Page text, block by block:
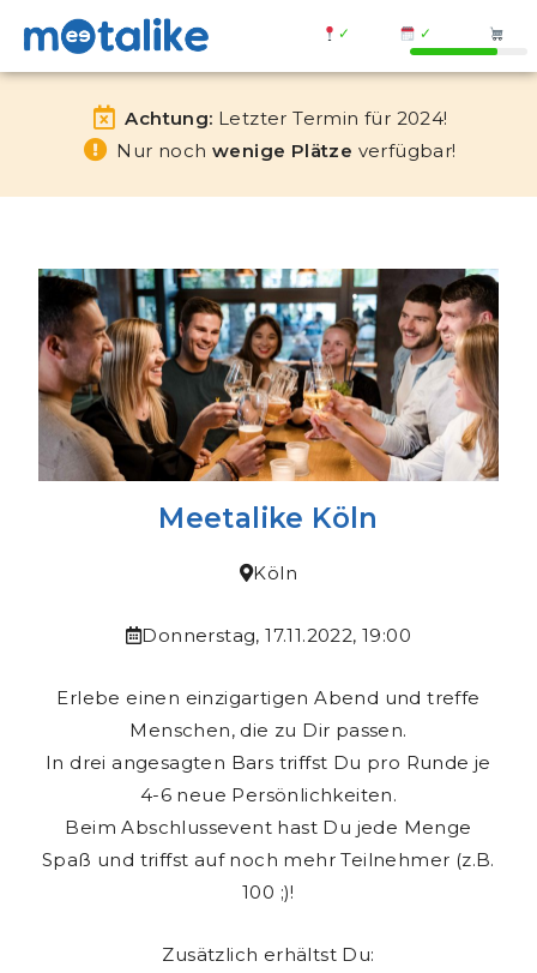
✓ ✓
Achtung: Letzter Termin für 2024!
Nur noch wenige Plätze verfügbar!
Meetalike Köln
Köln
Donnerstag, 17.11.2022, 19:00
Erlebe einen einzigartigen Abend und treffe
Menschen, die zu Dir passen.
In drei angesagten Bars triffst Du pro Runde je
4-6 neue Persönlichkeiten.
Beim Abschlussevent hast Du jede Menge
Spaß und triffst auf noch mehr Teilnehmer (z.B.
100 ;)!
Zusätzlich erhältst Du: